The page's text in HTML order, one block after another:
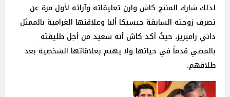
لذلك شارك المنتج كاش وارن تعليقاته وآرائه لأول مرة عن
تصرف زوجته السابقة جيسيكا ألبا وعلاقتها الغرامية بالممثل
داني راميريز، حيثُ أكد كاش أنه سعيد من أجل طليقته
بالمضي قدماً في حياتها ولا يهتم بعلاقاتها الشخصية بعد
طلاقهم.